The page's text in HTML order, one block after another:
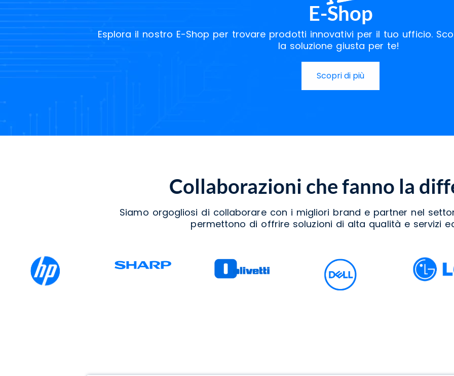
E-Shop
Esplora il nostro E-Shop per trovare prodotti innovativi per il tuo ufficio.
la soluzione giusta per te!
Scopri di più
Collaborazioni che fanno la
Siamo orgogliosi di collaborare con i migliori brand e partner nel
permettono di offrire soluzioni di alta qualità e servizi